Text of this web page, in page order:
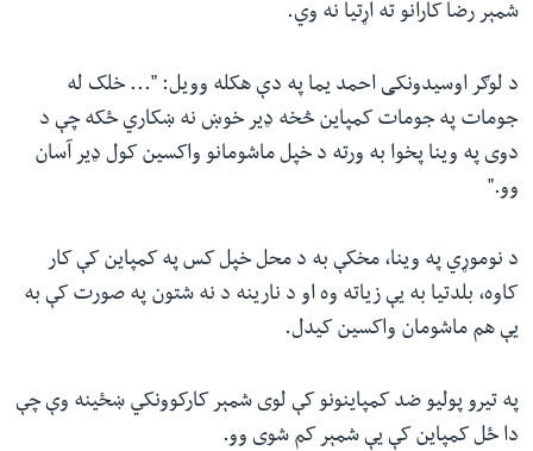
شمېر رضا کارانو ته اړتیا نه وي.
د لوګر اوسیدونکی احمد یما په دې هکله وویل: "... خلک له
جومات په جومات کمپاین څخه ډیر خوښ نه ښکاري ځکه چې د
دوی په وینا پخوا به ورته د خپل ماشومانو واکسین کول ډیر آسان
وو."
د نوموړي په وینا، مخکې به د محل خپل کس په کمپاین کې کار
کاوه، بلدتیا به یې زیاته وه او د نارینه د نه شتون په صورت کې به
یې هم ماشومان واکسین کیدل.
په تیرو پولیو ضد کمپاینونو کې لوی شمېر کارکوونکي ښځينه وې چې
دا ځل کمپاين کې یې شمېر کم شوی وو.